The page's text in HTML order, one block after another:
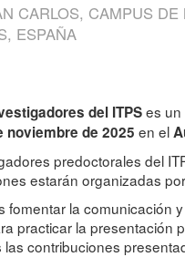
CARLOS, CAMPUS
ESPAÑA
del ITPSes un
noviembre de 2025 en el
predoctorales del
estarán organizadas
fomentar la comunicación
practicar la presentación
las contribuciones